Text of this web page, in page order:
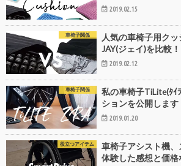
2019.02.15
車椅子関係
人気の車椅子用ク
JAY(ジェイ)を比較！
2019.02.12
車椅子関係
私の車椅子TiLite(ﾀｲ
ションを公開します
2019.01.20
役立つアイテム
車椅子アシスト機
体験した感想と価格